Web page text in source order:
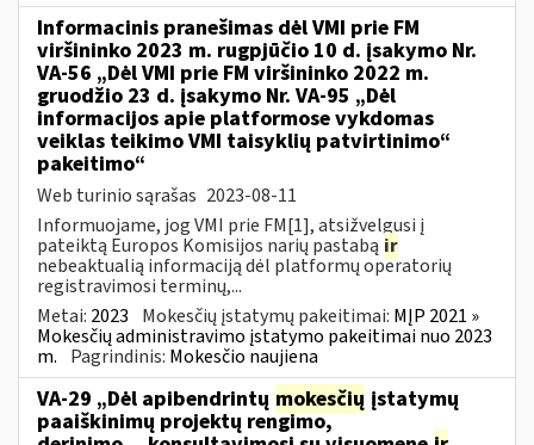
Informacinis pranešimas dėl VMI prie FM
viršininko 2023 m. rugpjūčio 10 d. įsakymo Nr.
VA-56 „Dėl VMI prie FM viršininko 2022 m.
gruodžio 23 d. įsakymo Nr. VA-95 „Dėl
informacijos apie platformose vykdomas
veiklas teikimo VMI taisyklių patvirtinimo“
pakeitimo“
Web turinio sąrašas 2023-08-11
Informuojame, jog VMI prie FM[1], atsižvelgusi į
pateiktą Europos Komisijos narių pastabą ir
nebeaktualią informaciją dėl platformų operatorių
registravimosi terminų,...
Metai: 2023 Mokesčių įstatymų pakeitimai: MĮP 2021 »
Mokesčių administravimo įstatymo pakeitimai nuo 2023
m. Pagrindinis: Mokesčio naujiena
VA-29 „Dėl apibendrintų mokesčių įstatymų
paaiškinimų projektų rengimo,